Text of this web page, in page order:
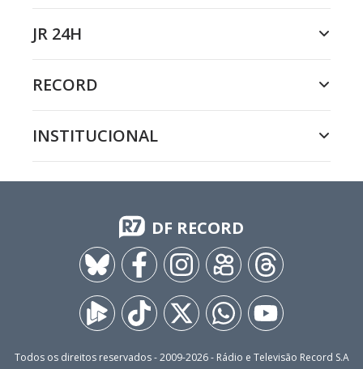
JR 24H
RECORD
INSTITUCIONAL
DF RECORD
Todos os direitos reservados - 2009-2026- Rádio e Televisão Record S.A